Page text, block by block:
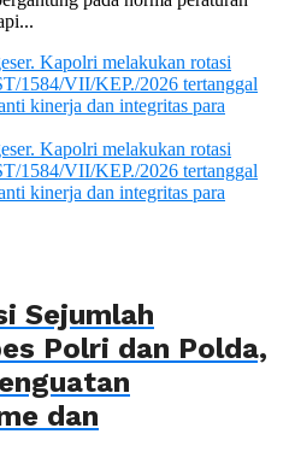
Sejumlah
Polri dan Polda,
dan